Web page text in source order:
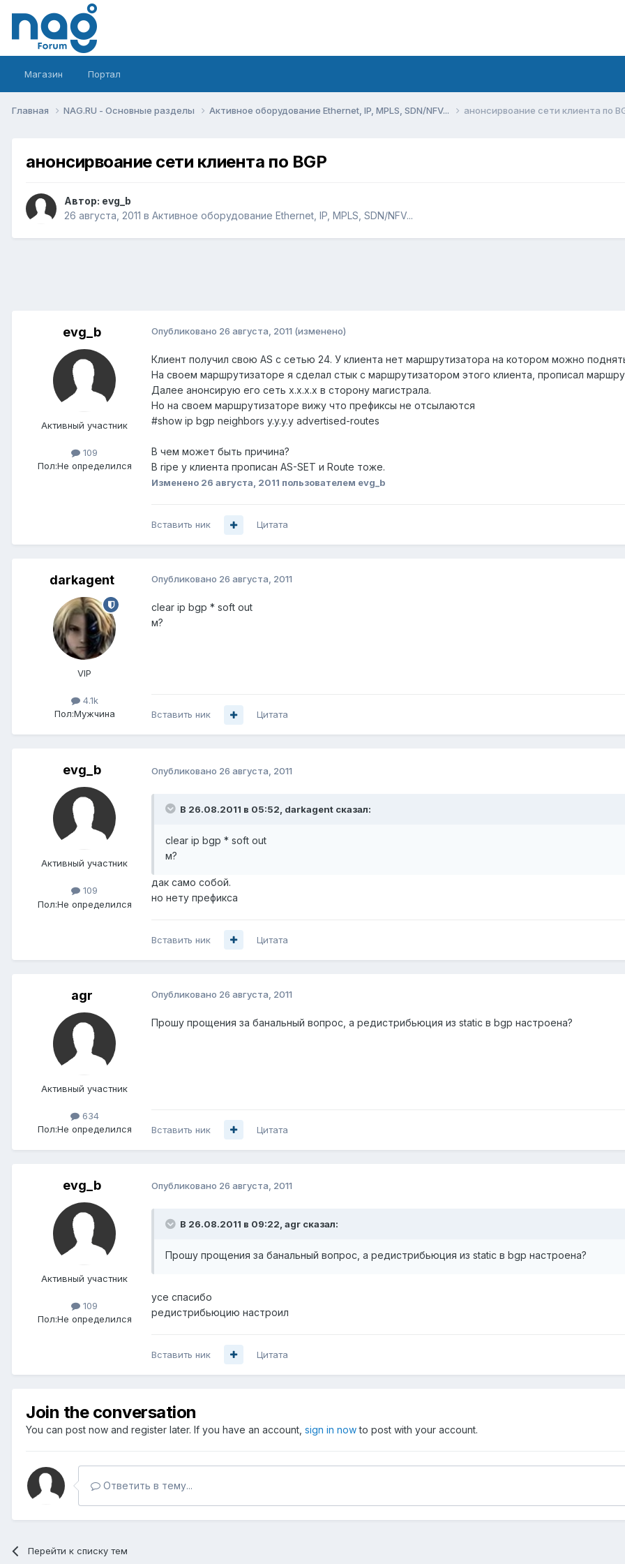
Магазин Портал
Главная NAG.RU - Основные разделы Активное оборудование Ethernet, IP, MPLS, SDN/NFV... анонсирвоание сети клиента по
анонсирвоание сети клиента по BGP
Автор: evg_b
26 августа, 2011 в Активное оборудование Ethernet, IP, MPLS, SDN/NFV...
evg_b
Активный участник
109
Пол:Не определился
Опубликовано 26 августа, 2011 (изменено)
Клиент получил свою AS c сетью 24. У клиента нет маршрутизатора на котором можно
На своем маршрутизаторе я сделал стык с маршрутизатором этого клиента, прописал
Далее анонсирую его сеть x.x.x.x в сторону магистрала.
Но на своем маршрутизаторе вижу что префиксы не отсылаются
#show ip bgp neighbors y.y.y.y advertised-routes
В чем может быть причина?
В ripe у клиента прописан AS-SET и Route тоже.
Изменено 26 августа, 2011 пользователем evg_b
Вставить ник Цитата
darkagent
VIP
4.1k
Пол:Мужчина
Опубликовано 26 августа, 2011
clear ip bgp * soft out
м?
Вставить ник Цитата
evg_b
Активный участник
109
Пол:Не определился
Опубликовано 26 августа, 2011
В 26.08.2011 в 05:52, darkagent сказал:
clear ip bgp * soft out
м?
дак само собой.
но нету префикса
Вставить ник Цитата
agr
Активный участник
634
Пол:Не определился
Опубликовано 26 августа, 2011
Прошу прощения за банальный вопрос, а редистрибьюция из static в bgp настроена?
Вставить ник Цитата
evg_b
Активный участник
109
Пол:Не определился
Опубликовано 26 августа, 2011
В 26.08.2011 в 09:22, agr сказал:
Прошу прощения за банальный вопрос, а редистрибьюция из static в bgp настроена?
усе спасибо
редистрибьюцию настроил
Вставить ник Цитата
Join the conversation
You can post now and register later. If you have an account, sign in nowto post with your account.
Ответить в тему...
Перейти к списку тем